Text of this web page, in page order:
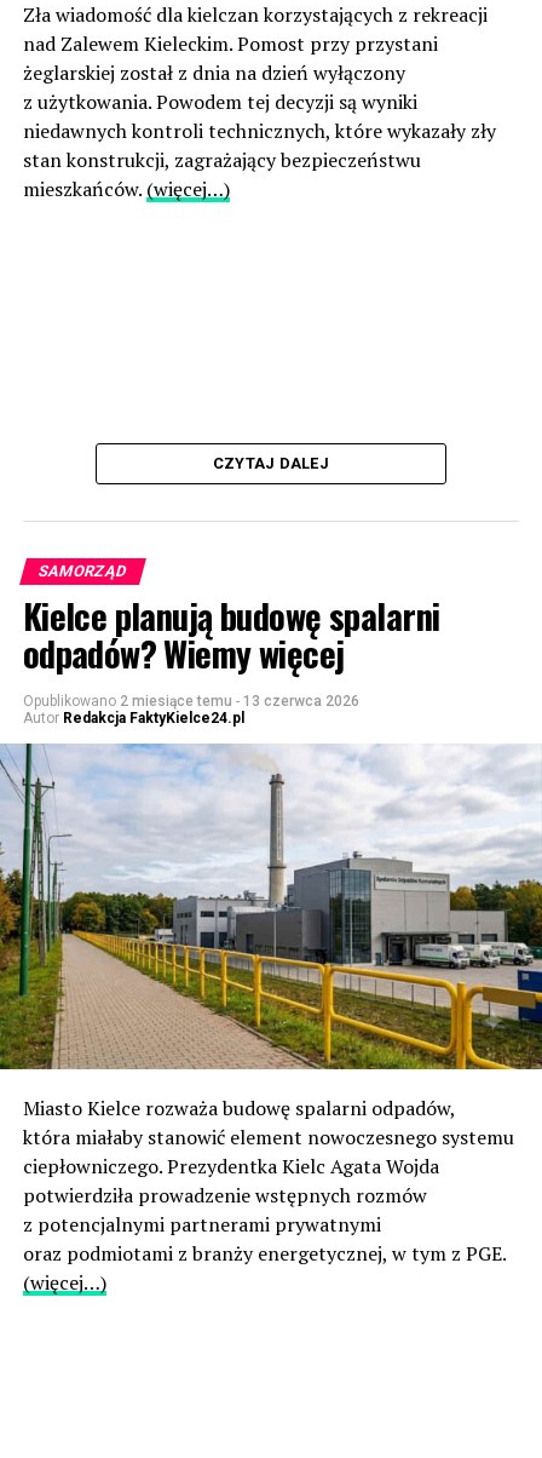
Zła wiadomość dla kielczan korzystających z rekreacji
nad Zalewem Kieleckim. Pomost przy przystani
żeglarskiej został z dnia na dzień wyłączony
z użytkowania. Powodem tej decyzji są wyniki
niedawnych kontroli technicznych, które wykazały zły
stan konstrukcji, zagrażający bezpieczeństwu
mieszkańców. (więcej…)
CZYTAJ DALEJ
SAMORZĄD
Kielce planują budowę spalarni
odpadów? Wiemy więcej
Opublikowano 2 miesiące temu - 13 czerwca 2026
Autor Redakcja FaktyKielce24.pl
Miasto Kielce rozważa budowę spalarni odpadów,
która miałaby stanowić element nowoczesnego systemu
ciepłowniczego. Prezydentka Kielc Agata Wojda
potwierdziła prowadzenie wstępnych rozmów
z potencjalnymi partnerami prywatnymi
oraz podmiotami z branży energetycznej, w tym z PGE.
(więcej…)